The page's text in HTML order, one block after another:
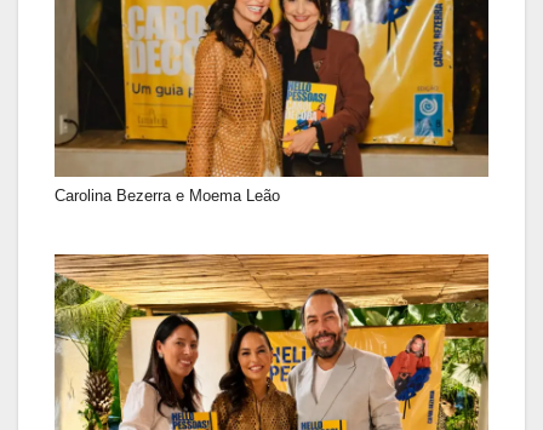
Carolina Bezerra e Moema Leão